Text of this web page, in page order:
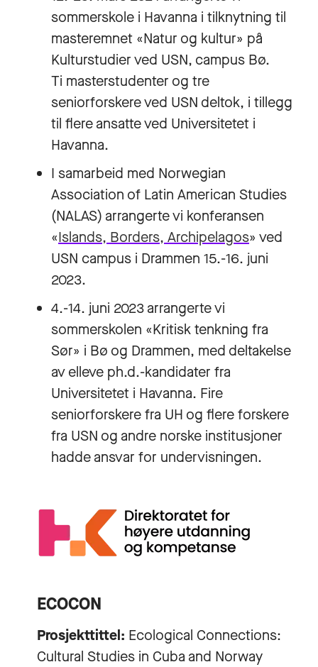
sommerskole i Havanna i tilknytning til
masteremnet «Natur og kultur» på
Kulturstudier ved USN, campus Bø.
Ti masterstudenter og tre
seniorforskere ved USN deltok, i tillegg
til flere ansatte ved Universitetet i
Havanna.
I samarbeid med Norwegian
Association of Latin American Studies
(NALAS) arrangerte vi konferansen
«Islands, Borders, Archipelagos» ved
USN campus i Drammen 15.-16. juni
2023.
4.-14. juni 2023 arrangerte vi
sommerskolen «Kritisk tenkning fra
Sør» i Bø og Drammen, med deltakelse
av elleve ph.d.-kandidater fra
Universitetet i Havanna. Fire
seniorforskere fra UH og flere forskere
fra USN og andre norske institusjoner
hadde ansvar for undervisningen.
ECOCON
Prosjekttittel: Ecological Connections:
Cultural Studies in Cuba and Norway